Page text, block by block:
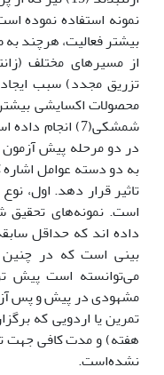
نمونه استفاده نموده
بیشتر فعالیت، هرچند به
از مسیرهای مختلف
تزریق مجدد) سبب
در دو مرحله پیش
به دو دسته عوامل
تاثیر قرار دهد. اول،
است. نمونه‌های تحقیق
داده اند که حداقل
بینی است که در چنین
می‌توانسته است پیش
مشهودی در پیش و پس
تمرین یا اردویی که
هفته) و مدت کافی جهت
نشده‌است.